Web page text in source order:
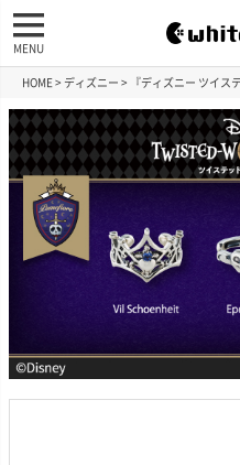
MENU
HOME ディズニー 『ディズニー ツイス